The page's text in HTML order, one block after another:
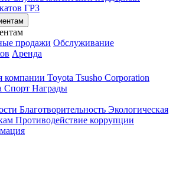
ГРЗ
продажи Обслуживание
Аренда
компании Toyota Tsusho Corporation
Спорт Награды
Благотворительность Экологическая
Противодействие коррупции